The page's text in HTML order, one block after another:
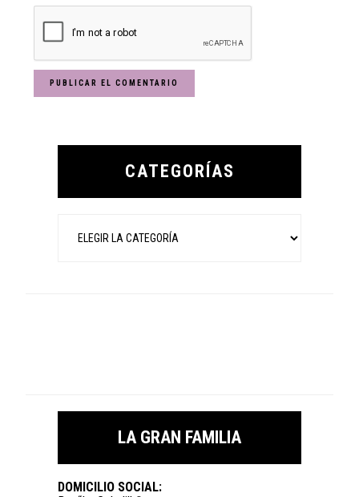
Primary
CATEGORÍAS
LA GRAN FAMILIA
DOMICILIO SOCIAL: